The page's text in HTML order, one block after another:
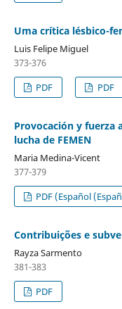
Uma crítica lésbico-
Luis Felipe Miguel
373-376
PDF
PDF
Provocación y fuerza
lucha de FEMEN
Maria Medina-Vicent
377-379
PDF (Español
Contribuições e
Rayza Sarmento
381-383
PDF